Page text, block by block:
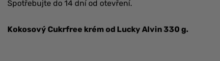
Spotřebujte do 14 dní od otevření.
Kokosový Cukrfree krém od Lucky Alvin 330 g.